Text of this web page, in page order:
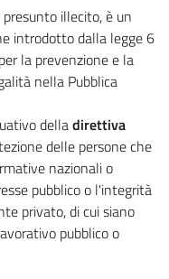
illecito, è un
introdotto dalla legge 6
la prevenzione e la
nella Pubblica
delladirettiva
delle persone che
nazionali o
pubblico o l'integrità
privato, di cui siano
pubblico o